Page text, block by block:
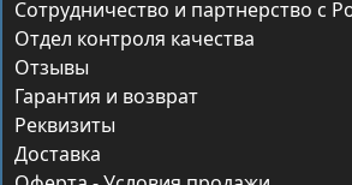
Сотрудничество и партнерство с
Отдел контроля качества
Отзывы
Гарантия и возврат
Реквизиты
Доставка